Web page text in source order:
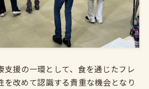
支援の一環として、食を通じたフレ
を改めて認識する貴重な機会となり